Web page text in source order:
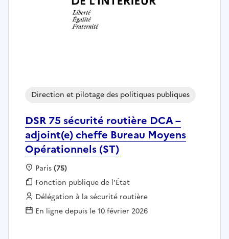
DSR 75 sécurité routière DCA –
adjoint(e) cheffe Bureau Moyens
Opérationnels (ST)
Direction et pilotage des politiques publiques
Localisation :
Paris(75)
Fonction publique :
Fonction publique de l'État
Employeur :
Délégation à la sécurité routière
En ligne depuis le 10 février 2026